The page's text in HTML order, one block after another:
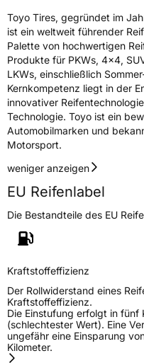
Toyo Tires, gegründet im
ist ein weltweit führender
Palette von hochwertigen
Produkte für PKWs, 4x4,
LKWs, einschließlich
Kernkompetenz liegt in der
innovativer
Technologie. Toyo ist ein
Automobilmarken und
Motorsport.
weniger anzeigen
EU Reifenlabel
Die Bestandteile des EU
Kraftstoffeffizienz
Der Rollwiderstand eines
Kraftstoffeffizienz.
Die Einstufung erfolgt in fünf
(schlechtester Wert). Eine
ungefähr eine Einsparung
Kilometer.